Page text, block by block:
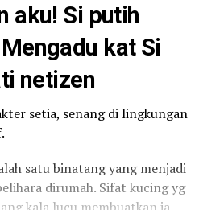
aku! Si putih
kat Si
netizen
setia, senang di lingkungan
satu binatang yang menjadi
dirumah. Sifat kucing yg